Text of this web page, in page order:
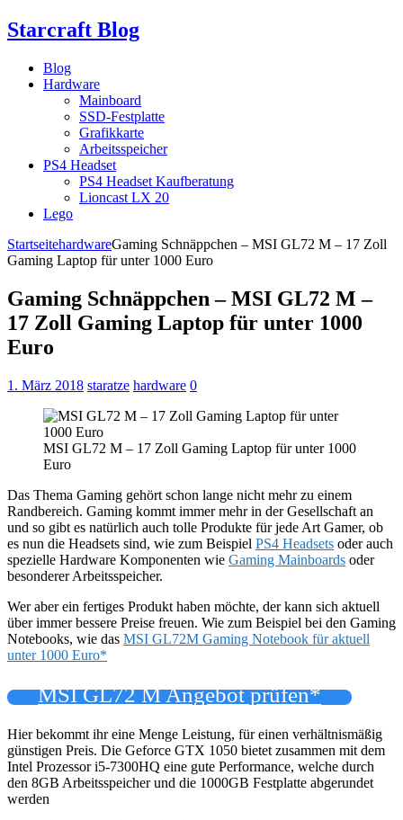
Starcraft Blog
Blog
Hardware
Mainboard
SSD-Festplatte
Grafikkarte
Arbeitsspeicher
PS4 Headset
PS4 Headset Kaufberatung
Lioncast LX 20
Lego
StartseitehardwareGaming Schnäppchen – MSI GL72 M – 17 Zoll
Gaming Laptop für unter 1000 Euro
Gaming Schnäppchen – MSI GL72 M –
17 Zoll Gaming Laptop für unter 1000
Euro
1. März 2018 staratze hardware 0
MSI GL72 M – 17 Zoll Gaming Laptop für unter 1000
Euro
Das Thema Gaming gehört schon lange nicht mehr zu einem
Randbereich. Gaming kommt immer mehr in der Gesellschaft an
und so gibt es natürlich auch tolle Produkte für jede Art Gamer, ob
es nun die Headsets sind, wie zum Beispiel PS4 Headsets oder auch
spezielle Hardware Komponenten wie Gaming Mainboards oder
besonderer Arbeitsspeicher.
Wer aber ein fertiges Produkt haben möchte, der kann sich aktuell
über immer bessere Preise freuen. Wie zum Beispiel bei den Gaming
Notebooks, wie das MSI GL72M Gaming Notebook für aktuell
unter 1000 Euro*
MSI GL72 M Angebot prüfen*
Hier bekommt ihr eine Menge Leistung, für einen verhältnismäßig
günstigen Preis. Die Geforce GTX 1050 bietet zusammen mit dem
Intel Prozessor i5-7300HQ eine gute Performance, welche durch
den 8GB Arbeitsspeicher und die 1000GB Festplatte abgerundet
werden